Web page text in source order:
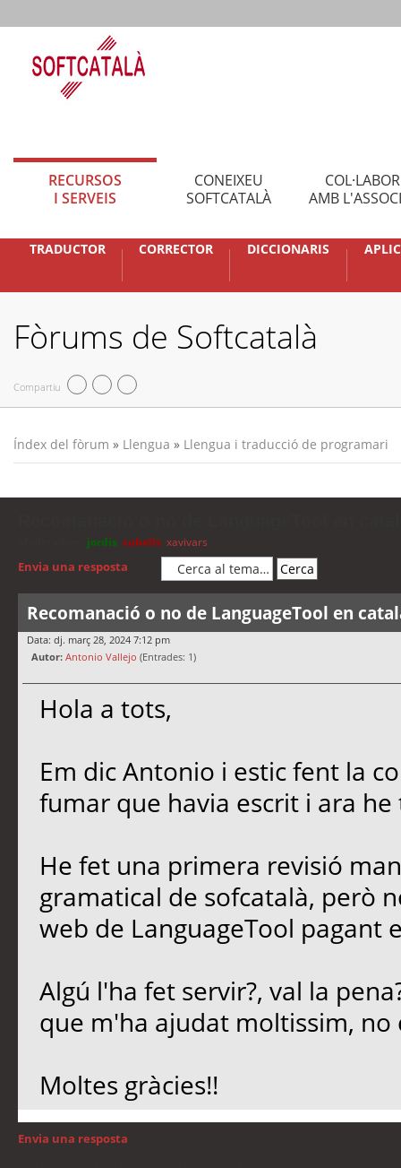
RECURSOS
I SERVEIS
CONEIXEU
SOFTCATALÀ
AMB
TRADUCTOR CORRECTOR DICCIONARIS
Fòrums de Softcatalà
Compartiu
Índex del fòrum » Llengua » Llengua i traducció de programari
jordis cubells xavivars
Envia una resposta
Recomanació o no de LanguageTool en
Data: dj. març 28, 2024 7:12 pm
Autor: Antonio Vallejo (Entrades: 1)
Hola a tots,
Em dic Antonio i estic fent la
fumar que havia escrit i ara
He fet una primera revisió
gramatical de sofcatalà, però
web de LanguageTool pagant
Algú l'ha fet servir?, val la
que m'ha ajudat moltissim, no
Moltes gràcies!!
Envia una resposta